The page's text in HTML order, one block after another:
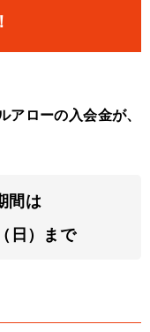
ローの入会金が、
間は
日）まで